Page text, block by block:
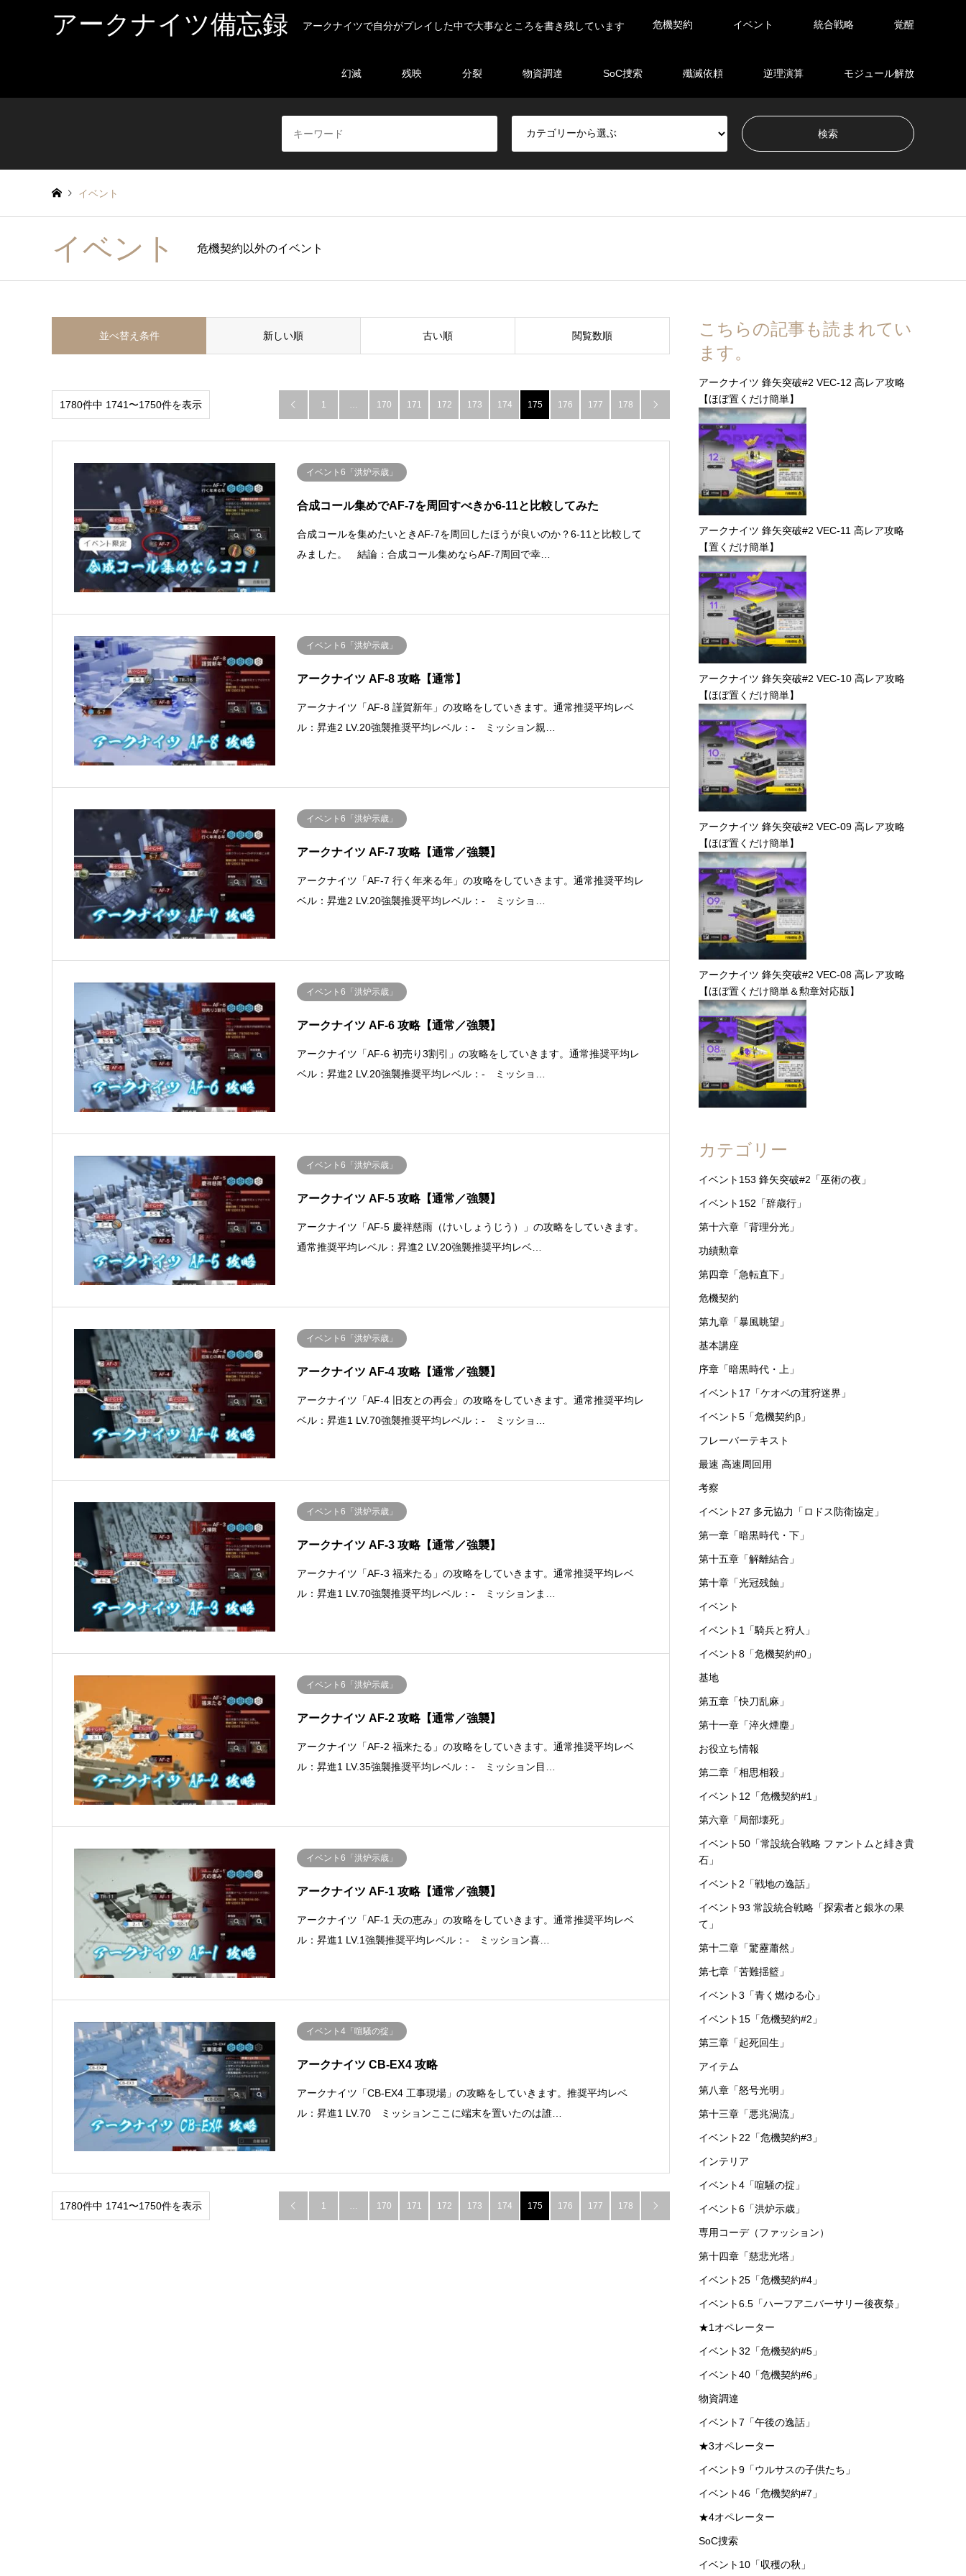
アークナイツ備忘録 アークナイツで自分がプレイした中で大事なところを書き残しています 危機契約 イベント 統合戦略 覚醒
幻滅 残映 分裂 物資調達 SoC捜索 殲滅依頼 逆理演算 モジュール解放
イベント
イベント 危機契約以外のイベント
並べ替え条件 新しい順 古い順 閲覧数順
1780件中 1741〜1750件を表示  1 … 170 171 172 173 174 175 176 177 178 
イベント6「洪炉示歳」
合成コール集めでAF-7を周回すべきか6-11と比較してみた
合成コールを集めたいときAF-7を周回したほうが良いのか？6-11と比較して
みました。 結論：合成コール集めならAF-7周回で幸…
イベント6「洪炉示歳」
アークナイツ AF-8 攻略【通常】
アークナイツ「AF-8 謹賀新年」の攻略をしていきます。通常推奨平均レベ
ル：昇進2 LV.20強襲推奨平均レベル：- ミッション親…
イベント6「洪炉示歳」
アークナイツ AF-7 攻略【通常／強襲】
アークナイツ「AF-7 行く年来る年」の攻略をしていきます。通常推奨平均レ
ベル：昇進2 LV.20強襲推奨平均レベル：- ミッショ…
イベント6「洪炉示歳」
アークナイツ AF-6 攻略【通常／強襲】
アークナイツ「AF-6 初売り3割引」の攻略をしていきます。通常推奨平均レ
ベル：昇進2 LV.20強襲推奨平均レベル：- ミッショ…
イベント6「洪炉示歳」
アークナイツ AF-5 攻略【通常／強襲】
アークナイツ「AF-5 慶祥慈雨（けいしょうじう）」の攻略をしていきます。
通常推奨平均レベル：昇進2 LV.20強襲推奨平均レベ…
イベント6「洪炉示歳」
アークナイツ AF-4 攻略【通常／強襲】
アークナイツ「AF-4 旧友との再会」の攻略をしていきます。通常推奨平均レ
ベル：昇進1 LV.70強襲推奨平均レベル：- ミッショ…
イベント6「洪炉示歳」
アークナイツ AF-3 攻略【通常／強襲】
アークナイツ「AF-3 福来たる」の攻略をしていきます。通常推奨平均レベ
ル：昇進1 LV.70強襲推奨平均レベル：- ミッションま…
イベント6「洪炉示歳」
アークナイツ AF-2 攻略【通常／強襲】
アークナイツ「AF-2 福来たる」の攻略をしていきます。通常推奨平均レベ
ル：昇進1 LV.35強襲推奨平均レベル：- ミッション目…
イベント6「洪炉示歳」
アークナイツ AF-1 攻略【通常／強襲】
アークナイツ「AF-1 天の恵み」の攻略をしていきます。通常推奨平均レベ
ル：昇進1 LV.1強襲推奨平均レベル：- ミッション喜…
イベント4「喧騒の掟」
アークナイツ CB-EX4 攻略
アークナイツ「CB-EX4 工事現場」の攻略をしていきます。推奨平均レベ
ル：昇進1 LV.70 ミッションここに端末を置いたのは誰…
1780件中 1741〜1750件を表示  1 … 170 171 172 173 174 175 176 177 178 
こちらの記事も読まれてい
ます。
アークナイツ 鋒矢突破#2 VEC-12 高レア攻略
【ほぼ置くだけ簡単】
アークナイツ 鋒矢突破#2 VEC-11 高レア攻略
【置くだけ簡単】
アークナイツ 鋒矢突破#2 VEC-10 高レア攻略
【ほぼ置くだけ簡単】
アークナイツ 鋒矢突破#2 VEC-09 高レア攻略
【ほぼ置くだけ簡単】
アークナイツ 鋒矢突破#2 VEC-08 高レア攻略
【ほぼ置くだけ簡単＆勲章対応版】
カテゴリー
イベント153 鋒矢突破#2「巫術の夜」
イベント152「辞歳行」
第十六章「背理分光」
功績勲章
第四章「急転直下」
危機契約
第九章「暴風眺望」
基本講座
序章「暗黒時代・上」
イベント17「ケオベの茸狩迷界」
イベント5「危機契約β」
フレーバーテキスト
最速 高速周回用
考察
イベント27 多元協力「ロドス防衛協定」
第一章「暗黒時代・下」
第十五章「解離結合」
第十章「光冠残蝕」
イベント
イベント1「騎兵と狩人」
イベント8「危機契約#0」
基地
第五章「快刀乱麻」
第十一章「淬火煙塵」
お役立ち情報
第二章「相思相殺」
イベント12「危機契約#1」
第六章「局部壊死」
イベント50「常設統合戦略 ファントムと緋き貴
石」
イベント2「戦地の逸話」
イベント93 常設統合戦略「探索者と銀氷の果
て」
第十二章「驚靂蕭然」
第七章「苦難揺籃」
イベント3「青く燃ゆる心」
イベント15「危機契約#2」
第三章「起死回生」
アイテム
第八章「怒号光明」
第十三章「悪兆渦流」
イベント22「危機契約#3」
インテリア
イベント4「喧騒の掟」
イベント6「洪炉示歳」
専用コーデ（ファッション）
第十四章「慈悲光塔」
イベント25「危機契約#4」
イベント6.5「ハーフアニバーサリー後夜祭」
★1オペレーター
イベント32「危機契約#5」
イベント40「危機契約#6」
物資調達
イベント7「午後の逸話」
★3オペレーター
イベント9「ウルサスの子供たち」
イベント46「危機契約#7」
★4オペレーター
SoC捜索
イベント10「収穫の秋」